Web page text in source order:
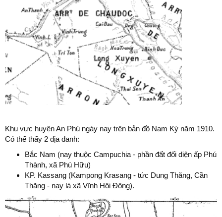
Khu vực huyện An Phú ngày nay trên bản đồ Nam Kỳ năm 1910.
Có thể thấy 2 địa danh:
Bắc Nam (nay thuộc Campuchia - phần đất đối diện ấp Phú
Thành, xã Phú Hữu)
KP. Kassang (Kampong Krasang - tức Dung Thăng, Cần
Thăng - nay là xã Vĩnh Hội Đông).